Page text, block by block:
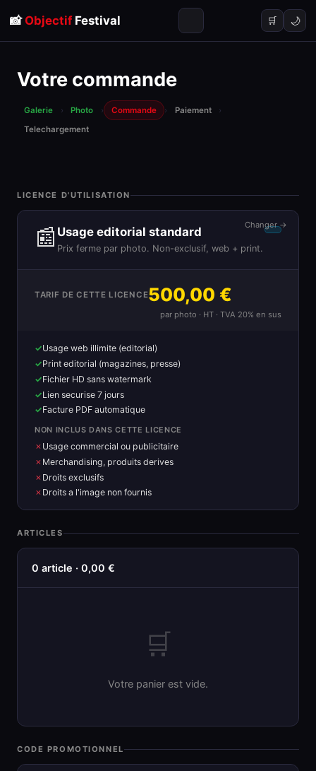
📸 ObjectifFestival 🛒 🌙
Votre commande
Galerie › Photo › Commande › Paiement
›
Telechargement
LICENCE D'UTILISATION
📰 Usage editorial standard
Prix ferme par photo. Non-exclusif, web + print.
Changer →
TARIF DE CETTE LICENCE500,00 €
par photo · HT · TVA 20% en sus
Usage web illimite (editorial)
Print editorial (magazines, presse)
Fichier HD sans watermark
Lien securise 7 jours
Facture PDF automatique
NON INCLUS DANS CETTE LICENCE
Usage commercial ou publicitaire
Merchandising, produits derives
Droits exclusifs
Droits a l'image non fournis
ARTICLES
0 article · 0,00 €
🛒
Votre panier est vide.
CODE PROMOTIONNEL